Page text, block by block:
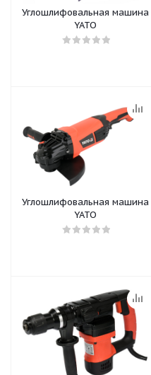
Углошлифовальная машина
YATO
Углошлифовальная машина
YATO